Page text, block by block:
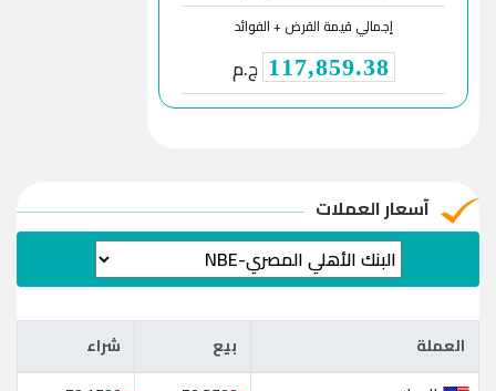
إجمالي قيمة القرض + الفوائد
117,859.38 ج.م
آسعار العملات
العملة بيع شراء العملة بيع
شراء